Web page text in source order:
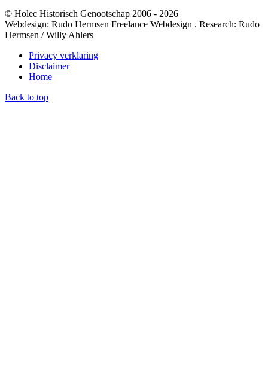
© Holec Historisch Genootschap 2006 - 2026
Webdesign: Rudo Hermsen Freelance Webdesign . Research: Rudo
Hermsen / Willy Ahlers
Privacy verklaring
Disclaimer
Home
Back to top